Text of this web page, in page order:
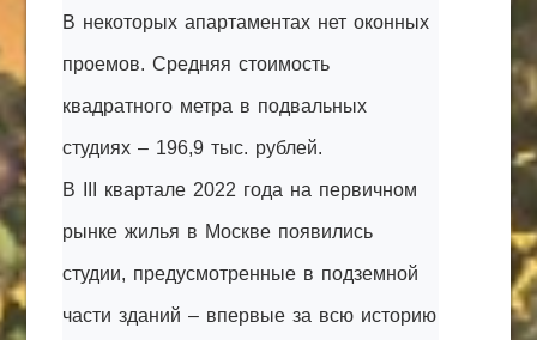
В некоторых апартаментах нет оконных
проемов. Средняя стоимость
квадратного метра в подвальных
студиях – 196,9 тыс. рублей.
В III квартале 2022 года на первичном
рынке жилья в Москве появились
студии, предусмотренные в подземной
части зданий – впервые за всю историю